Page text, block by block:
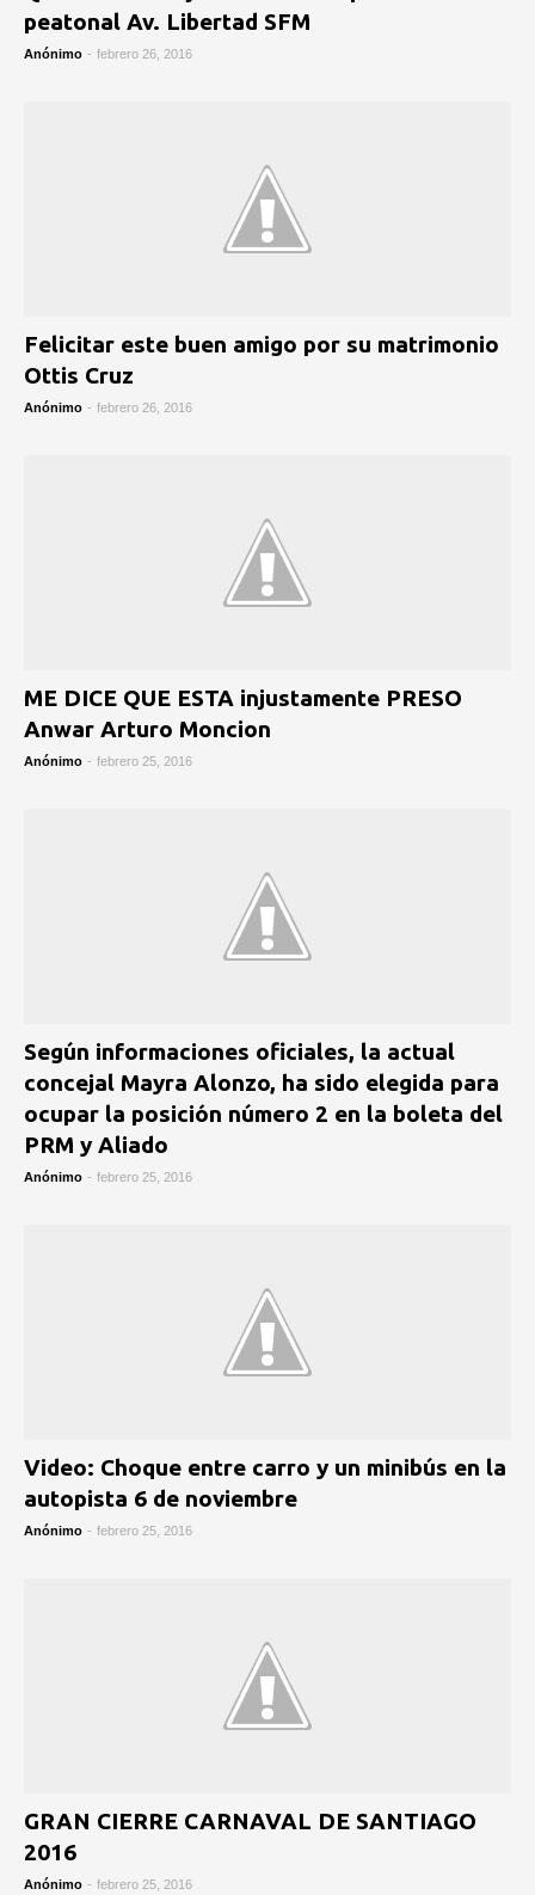
peatonal Av. Libertad SFM
Anónimo - febrero 26, 2016
Felicitar este buen amigo por su matrimonio
Ottis Cruz
Anónimo - febrero 26, 2016
ME DICE QUE ESTA injustamente PRESO
Anwar Arturo Moncion
Anónimo - febrero 25, 2016
Según informaciones oficiales, la actual
concejal Mayra Alonzo, ha sido elegida para
ocupar la posición número 2 en la boleta del
PRM y Aliado
Anónimo - febrero 25, 2016
Video: Choque entre carro y un minibús en la
autopista 6 de noviembre
Anónimo - febrero 25, 2016
GRAN CIERRE CARNAVAL DE SANTIAGO
2016
Anónimo - febrero 25, 2016